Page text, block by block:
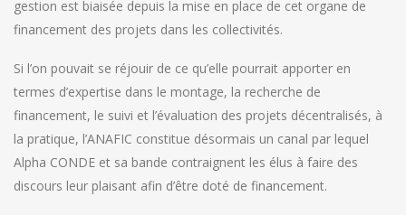
gestion est biaisée depuis la mise en place de cet organe de
financement des projets dans les collectivités.
Si l’on pouvait se réjouir de ce qu’elle pourrait apporter en
termes d’expertise dans le montage, la recherche de
financement, le suivi et l’évaluation des projets décentralisés, à
la pratique, l’ANAFIC constitue désormais un canal par lequel
Alpha CONDE et sa bande contraignent les élus à faire des
discours leur plaisant afin d’être doté de financement.